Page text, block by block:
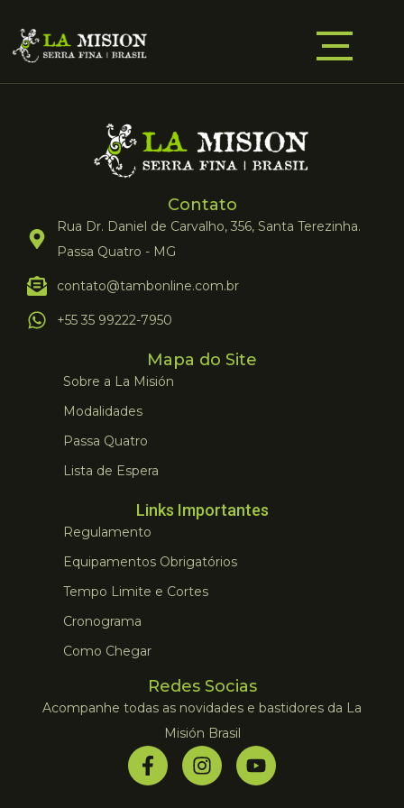
Contato
Rua Dr. Daniel de Carvalho, 356, Santa Terezinha.
Passa Quatro - MG
contato@tambonline.com.br
+55 35 99222-7950
Mapa do Site
Sobre a La Misión
Modalidades
Passa Quatro
Lista de Espera
Links Importantes
Regulamento
Equipamentos Obrigatórios
Tempo Limite e Cortes
Cronograma
Como Chegar
Redes Socias
Acompanhe todas as novidades e bastidores da La
Misión Brasil